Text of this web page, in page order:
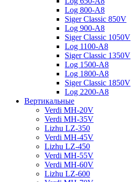
Log 800-A8
Siger Classic 850V
Log 900-A8
Siger Classic 1050V
Log 1100-A8
Siger Classic 1350V
Log 1500-A8
Log 1800-A8
Siger Classic 1850V
Log 2200-A8
Вертикальные
Verdi MH-20V
Verdi MH-35V
Lizhu LZ-350
Verdi MH-45V
Lizhu LZ-450
Verdi MH-55V
Verdi MH-60V
Lizhu LZ-600